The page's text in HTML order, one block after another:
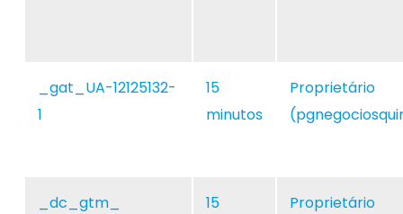
_gat_UA-12125132-
1
15
minutos
Proprietário
_dc_gtm_
15
Proprietário